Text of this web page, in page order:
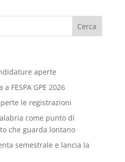
aperte
FESPA GPE 2026
le registrazioni
come punto di
che guarda lontano
semestrale e lancia la